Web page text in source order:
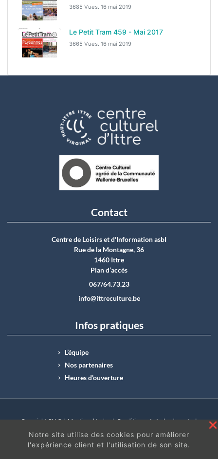
3685 Vues. 16 mai 2019
Le Petit Tram 459 - Mai 2017
3665 Vues. 16 mai 2019
Contact
Centre de Loisirs et d'Information asbI
Rue de la Montagne, 36
1460 Ittre
Plan d’accès
067/64.73.23
info@ittreculture.be
Infos pratiques
L’équipe
Nos partenaires
Heures d'ouverture
Copyright CLI © | Mentions légales | Conditions générales de vente |
N°Entreprise : BE0414.742.009 |
BE50 0012 6285 4518
Notre site utilise des cookies pour améliorer
l'expérience client et l'utilisation de son site.